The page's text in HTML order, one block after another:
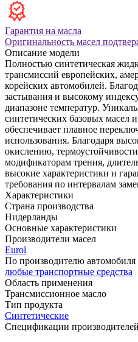
Гарантия на масла
Оригинальность масел
Описание модели
Полностью синтетическая
трансмиссий европейских,
корейских автомобилей.
застывания и высокому
диапазоне температур.
синтетических базовых масел
обеспечивает плавное
использования. Благодаря
окислению,
модификаторам трения,
высокие характеристики и
требования по интервалам
Характеристики
Страна производства
Нидерланды
Основные характеристики
Производители масел
Eurol
По производителю автомобиля
любые транспортные средства
Область применения
Трансмиссионное масло
Тип продукта
Синтетические
Спецификации